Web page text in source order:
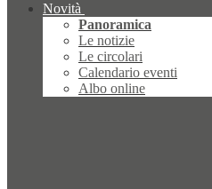
Novità
Panoramica
Le notizie
Le circolari
Calendario eventi
Albo online